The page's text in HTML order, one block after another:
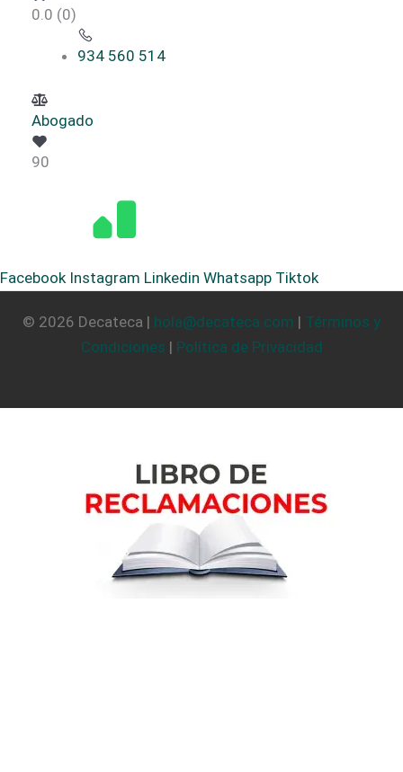
0.0 (0)
934 560 514
Abogado
90
Facebook Instagram Linkedin Whatsapp Tiktok
© 2026 Decateca | hola@decateca.com | Términos y
Condiciones | Política de Privacidad